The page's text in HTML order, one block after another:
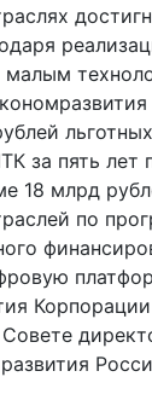
за пять лет
18 млрд
по
Совете